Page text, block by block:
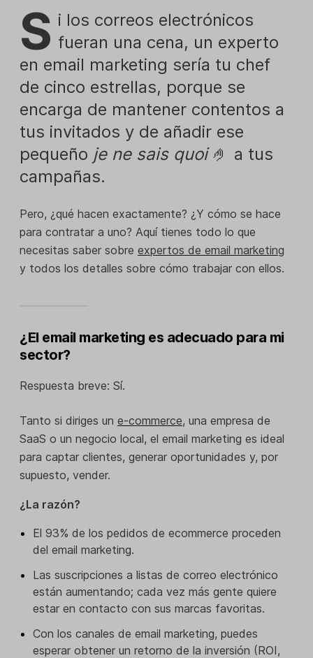
S i los correos electrónicos
fueran una cena, un experto
en email marketing sería tu chef
de cinco estrellas, porque se
encarga de mantener contentos a
tus invitados y de añadir ese
pequeño je ne sais quoi🤌 a tus
campañas.
Pero, ¿qué hacen exactamente? ¿Y cómo se hace
para contratar a uno? Aquí tienes todo lo que
necesitas saber sobre expertos de email marketing
y todos los detalles sobre cómo trabajar con ellos.
¿El email marketing es adecuado para mi
sector?
Respuesta breve: Sí.
Tanto si diriges un e-commerce, una empresa de
SaaS o un negocio local, el email marketing es ideal
para captar clientes, generar oportunidades y, por
supuesto, vender.
¿La razón?
El 93% de los pedidos de ecommerce proceden
del email marketing.
Las suscripciones a listas de correo electrónico
están aumentando; cada vez más gente quiere
estar en contacto con sus marcas favoritas.
Con los canales de email marketing, puedes
esperar obtener un retorno de la inversión (ROI,